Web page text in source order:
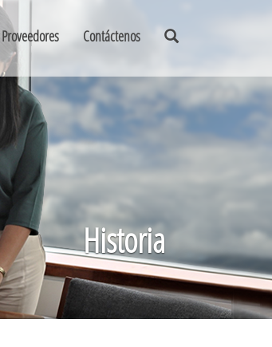
Proveedores Contáctenos
Historia